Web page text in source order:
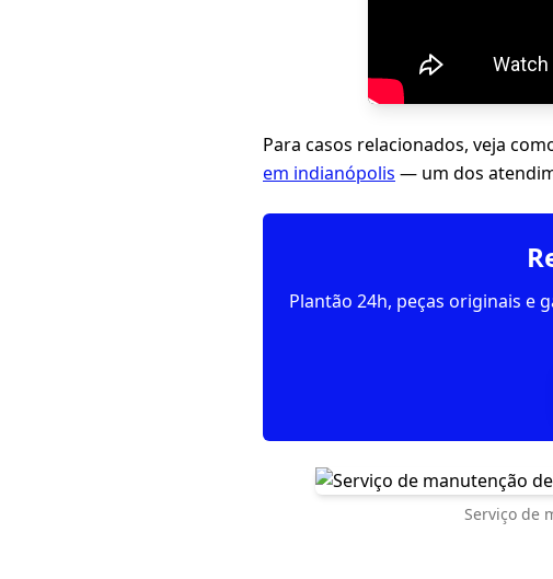
Para casos relacionados, veja
em indianópolis — um dos
Plantão 24h, peças originais e
Serviço de